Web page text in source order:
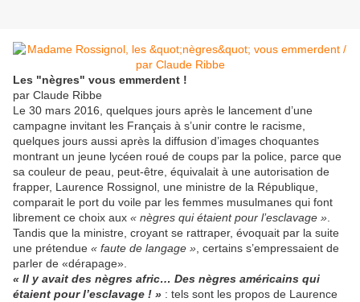
Les "nègres" vous emmerdent !
par Claude Ribbe
Le 30 mars 2016, quelques jours après le lancement d’une
campagne invitant les Français à s’unir contre le racisme,
quelques jours aussi après la diffusion d’images choquantes
montrant un jeune lycéen roué de coups par la police, parce que
sa couleur de peau, peut-être, équivalait à une autorisation de
frapper, Laurence Rossignol, une ministre de la République,
comparait le port du voile par les femmes musulmanes qui font
librement ce choix aux « nègres qui étaient pour l’esclavage »
Tandis que la ministre, croyant se rattraper, évoquait par la suite
une prétendue « faute de langage » , certains s’empressaient de
parler de «dérapage».
« Il y avait des nègres afric… Des nègres américains qui
étaient pour l’esclavage ! » : tels sont les propos de Laurence